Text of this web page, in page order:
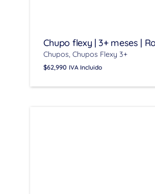
Chupo flexy | 3+ meses |
Chupos Chupos Flexy 3+
$62,990 IVA Incluido